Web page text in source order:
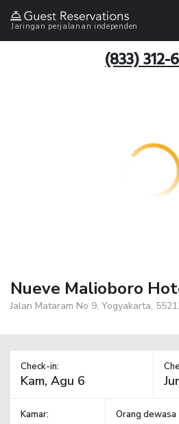
Jaringan perjalanan independen
(833) 312-
Nueve Malioboro
Jalan Mataram No 9, Yogyakarta,
Check-in:
Kamar: Orang dewasa